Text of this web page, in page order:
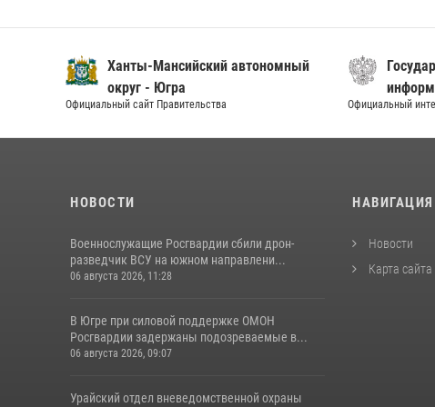
Ханты-Мансийский автономный
округ - Югра
Официальный сайт Правительства Официальный
НОВОСТИ
Военнослужащие Росгвардии сбили дрон-
разведчик ВСУ на южном направлени...
06 августа 2026, 11:28
В Югре при силовой поддержке ОМОН
Росгвардии задержаны подозреваемые в...
06 августа 2026, 09:07
Урайский отдел вневедомственной охраны
НАВИГАЦИЯ
Новости
Карта сайта